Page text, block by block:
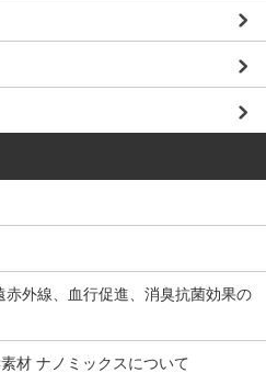
外線、血行促進、消臭抗菌効果の
材 ナノミックスについて